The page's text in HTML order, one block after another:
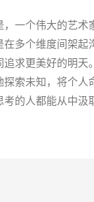
一个伟大的艺术
多个维度间架起
求更美好的明天
索未知，将个人
的人都能从中汲